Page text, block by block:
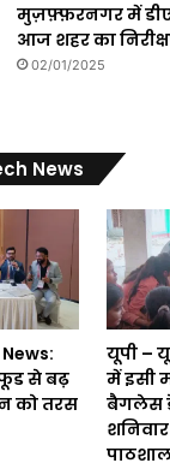
मुज़फ़्फ़रनगर में
आज शहर का
02/01/2025
News
से बढ़
को तरस
यूपी –
में इसी
बैगलेस